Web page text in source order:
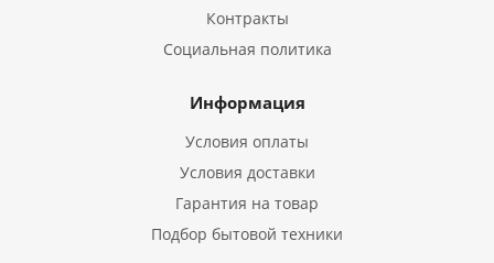
Контракты
Социальная политика
Информация
Условия оплаты
Условия доставки
Гарантия на товар
Подбор бытовой техники